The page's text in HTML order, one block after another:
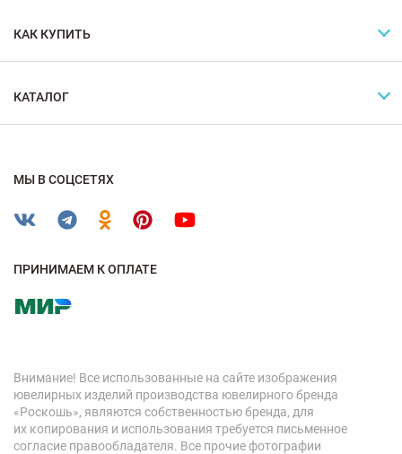
КАК КУПИТЬ
КАТАЛОГ
МЫ В СОЦСЕТЯХ
ПРИНИМАЕМ К ОПЛАТЕ
Внимание! Все использованные на сайте изображения
ювелирных изделий производства ювелирного бренда
«Роскошь», являются собственностью бренда, для
их копирования и использования требуется письменное
согласие правообладателя. Все прочие фотографии